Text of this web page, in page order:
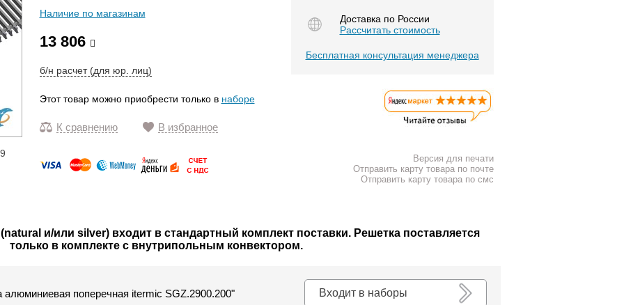
Наличие по магазинам
13 806
б/н расчет (для юр. лиц)
Этот товар можно приобрести только в наборе
К сравнению В избранное
Доставка по России
Рассчитать стоимость
Бесплатная консультация менеджера
Версия для печати
Отправить карту товара по почте
Отправить карту товара по смс
и/или silver) входит в стандартный комплект поставки. Решетка поставляется
только в комплекте с внутрипольным конвектором.
Входит в наборы
алюминиевая поперечная itermic SGZ.2900.200"